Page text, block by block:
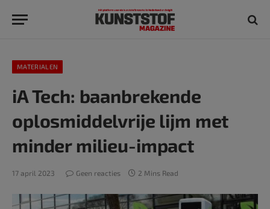
MATERIALEN
iA Tech: baanbrekende
oplosmiddelvrije lijm met
minder milieu-impact
17 april 2023 Geen reacties 2 Mins Read